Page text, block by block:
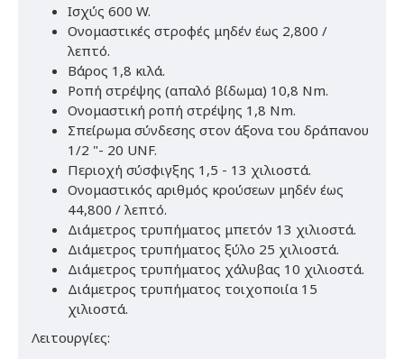
Ισχύς 600 W.
Ονομαστικές στροφές μηδέν έως 2,800 /
λεπτό.
Βάρος 1,8 κιλά.
Ροπή στρέψης (απαλό βίδωμα) 10,8 Nm.
Ονομαστική ροπή στρέψης 1,8 Nm.
Σπείρωμα σύνδεσης στον άξονα του δράπανου
1/2 "- 20 UNF.
Περιοχή σύσφιγξης 1,5 - 13 χιλιοστά.
Ονομαστικός αριθμός κρούσεων μηδέν έως
44,800 / λεπτό.
Διάμετρος τρυπήματος μπετόν 13 χιλιοστά.
Διάμετρος τρυπήματος ξύλο 25 χιλιοστά.
Διάμετρος τρυπήματος χάλυβας 10 χιλιοστά.
Διάμετρος τρυπήματος τοιχοποιία 15
χιλιοστά.
Λειτουργίες: